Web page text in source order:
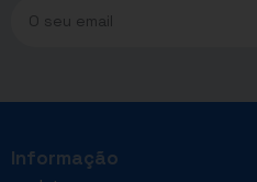
Informação